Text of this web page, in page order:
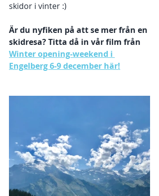
skidor i vinter :)
Är du nyfiken på att se mer från en
skidresa? Titta då in vår film från
Winter opening-weekend i
Engelberg 6-9 december här!